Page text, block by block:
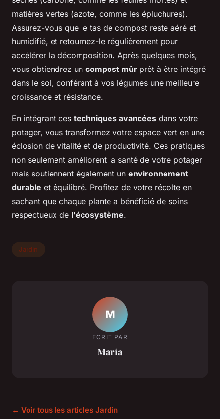
matières vertes (azote, comme les épluchures).
Assurez-vous que le tas de compost reste aéré et
humidifié, et retournez-le régulièrement pour
accélérer la décomposition. Après quelques mois,
vous obtiendrez un compost mûr prêt à être intégré
dans le sol, conférant à vos légumes une meilleure
croissance et résistance.
En intégrant ces techniques avancées dans votre
potager, vous transformez votre espace vert en une
éclosion de vitalité et de productivité. Ces pratiques
non seulement améliorent la santé de votre potager
mais soutiennent également un environnement
durable et équilibré. Profitez de votre récolte en
sachant que chaque plante a bénéficié de soins
respectueux de l'écosystème.
Jardin
M
ECRIT PAR
Maria
← Voir tous les articles Jardin